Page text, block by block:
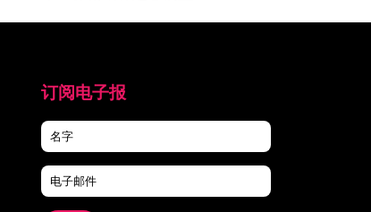
订阅电子报